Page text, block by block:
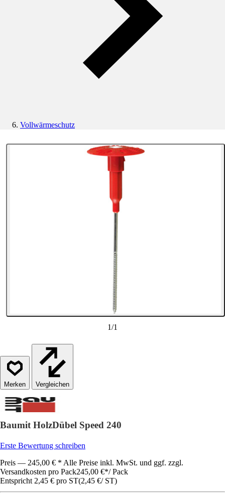
Vollwärmeschutz
1/1
Vergleichen
Baumit HolzDübel Speed 240
Erste Bewertung schreiben
Preis — 245,00 € * Alle Preise inkl. MwSt. und ggf. zzgl.
Versandkosten pro Pack245,00 €*/ Pack
Entspricht 2,45 € pro ST(2,45 €/ ST)